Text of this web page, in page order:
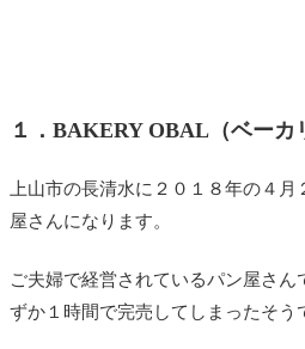
１．BAKERY OBAL（ベーカ
上山市の長清水に２０１８年の４
屋さんになります。
ご夫婦で経営されているパン屋さん
ずか１時間で完売してしまったそう